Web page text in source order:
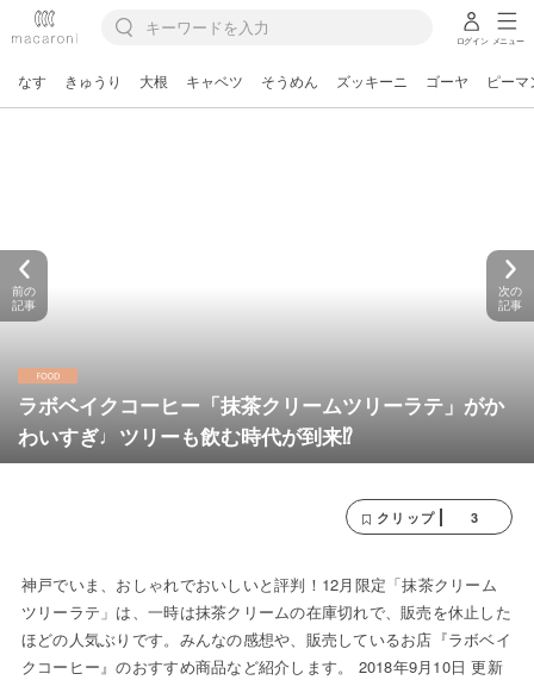
ログイン メニュー
なす きゅうり 大根 キャベツ そうめん ズッキーニ ゴーヤ ピーマ
ラボベイクコーヒー「抹茶クリームツリーラテ」がか
わいすぎ♩ツリーも飲む時代が到来⁉︎
前の
記事
次の
記事
クリップ 3
神戸でいま、おしゃれでおいしいと評判！12月限定「抹茶クリーム
ツリーラテ」は、一時は抹茶クリームの在庫切れで、販売を休止した
ほどの人気ぶりです。みんなの感想や、販売しているお店『ラボベイ
クコーヒー』のおすすめ商品など紹介します。 2018年9月10日 更新